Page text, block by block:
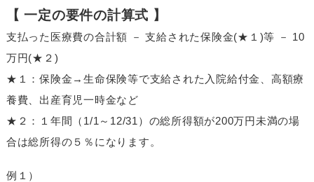
【 一定の要件の計算式 】
支払った医療費の合計額 － 支給された保険金(★１)等 － 10
万円(★２)
★１：保険金→生命保険等で支給された入院給付金、高額療
養費、出産育児一時金など
★２：１年間（1/1～12/31）の総所得額が200万円未満の場
合は総所得の５％になります。
例１）